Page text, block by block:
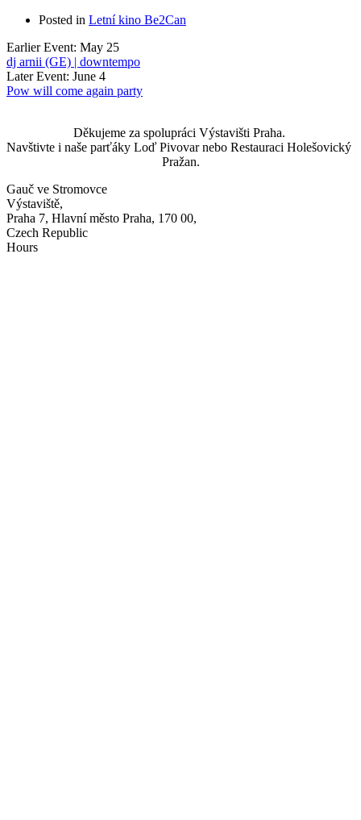
Posted in Letní kino Be2Can
Earlier Event: May 25
dj arnii (GE) | downtempo
Later Event: June 4
Pow will come again party
Děkujeme za spolupráci Výstavišti Praha.
Navštivte i naše parťáky Loď Pivovar nebo Restauraci Holešovický
Pražan.
Gauč ve Stromovce
Výstaviště,
Praha 7, Hlavní město Praha, 170 00,
Czech Republic
Hours